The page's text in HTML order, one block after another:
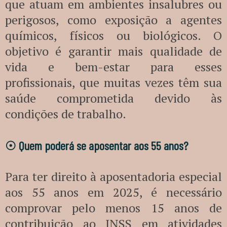
que atuam em ambientes insalubres ou
perigosos, como exposição a agentes
químicos, físicos ou biológicos. O
objetivo é garantir mais qualidade de
vida e bem-estar para esses
profissionais, que muitas vezes têm sua
saúde comprometida devido às
condições de trabalho.
☉ Quem poderá se aposentar aos 55 anos?
Para ter direito à aposentadoria especial
aos 55 anos em 2025, é necessário
comprovar pelo menos 15 anos de
contribuição ao INSS em atividades